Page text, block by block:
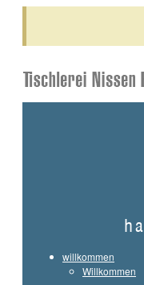
willkommen
Willkommen